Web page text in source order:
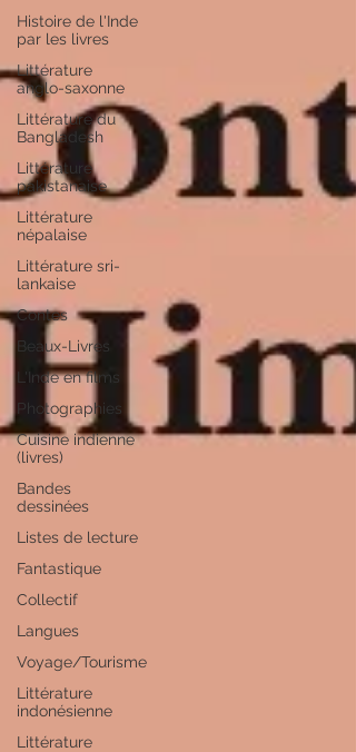
Histoire de l'Inde
par les livres
Littérature
anglo-saxonne
Littérature du
Bangladesh
Littérature
pakistanaise
Littérature
népalaise
Littérature sri-
lankaise
Contes
Beaux-Livres
L'Inde en films
Photographies
Cuisine indienne
(livres)
Bandes
dessinées
Listes de lecture
Fantastique
Collectif
Langues
Voyage/Tourisme
Littérature
indonésienne
Littérature